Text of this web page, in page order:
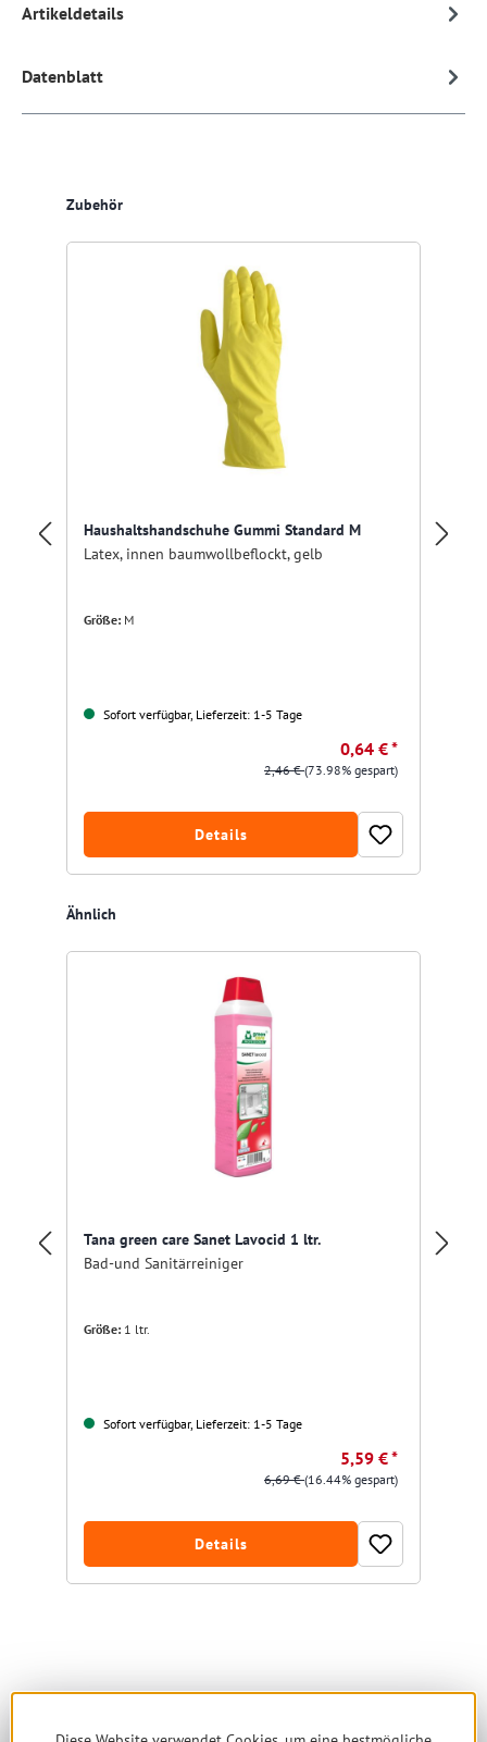
Artikeldetails
Datenblatt
Produktgalerie überspringen
Zubehör
Haushaltshandschuhe Gummi Standard M
Latex, innen baumwollbeflockt, gelb
Größe: M
Sofort verfügbar, Lieferzeit: 1-5 Tage
0,64 € *
2,46 €(73.98% gespart)
Details
Produktgalerie überspringen
Ähnlich
Tana green care Sanet Lavocid 1 ltr.
Bad-und Sanitärreiniger
Größe: 1 ltr.
Sofort verfügbar, Lieferzeit: 1-5 Tage
5,59 € *
6,69 €(16.44% gespart)
Details
Produktgalerie überspringen
Ähnliche Produkte